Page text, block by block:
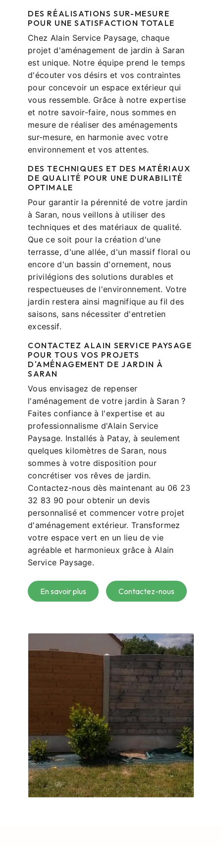
DES RÉALISATIONS SUR-MESURE
POUR UNE SATISFACTION TOTALE
Chez Alain Service Paysage, chaque
projet d'aménagement de jardin à Saran
est unique. Notre équipe prend le temps
d'écouter vos désirs et vos contraintes
pour concevoir un espace extérieur qui
vous ressemble. Grâce à notre expertise
et notre savoir-faire, nous sommes en
mesure de réaliser des aménagements
sur-mesure, en harmonie avec votre
environnement et vos attentes.
DES TECHNIQUES ET DES MATÉRIAUX
DE QUALITÉ POUR UNE DURABILITÉ
OPTIMALE
Pour garantir la pérennité de votre jardin
à Saran, nous veillons à utiliser des
techniques et des matériaux de qualité.
Que ce soit pour la création d'une
terrasse, d'une allée, d'un massif floral ou
encore d'un bassin d'ornement, nous
privilégions des solutions durables et
respectueuses de l'environnement. Votre
jardin restera ainsi magnifique au fil des
saisons, sans nécessiter d'entretien
excessif.
CONTACTEZ ALAIN SERVICE PAYSAGE
POUR TOUS VOS PROJETS
D'AMÉNAGEMENT DE JARDIN À
SARAN
Vous envisagez de repenser
l'aménagement de votre jardin à Saran ?
Faites confiance à l'expertise et au
professionnalisme d'Alain Service
Paysage. Installés à Patay, à seulement
quelques kilomètres de Saran, nous
sommes à votre disposition pour
concrétiser vos rêves de jardin.
Contactez-nous dès maintenant au 06 23
32 83 90 pour obtenir un devis
personnalisé et commencer votre projet
d'aménagement extérieur. Transformez
votre espace vert en un lieu de vie
agréable et harmonieux grâce à Alain
Service Paysage.
En savoir plus Contactez-nous